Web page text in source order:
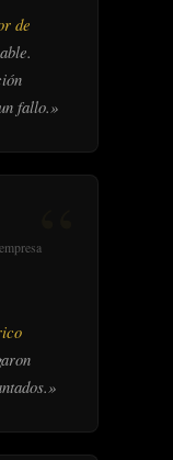
de
fallo.»